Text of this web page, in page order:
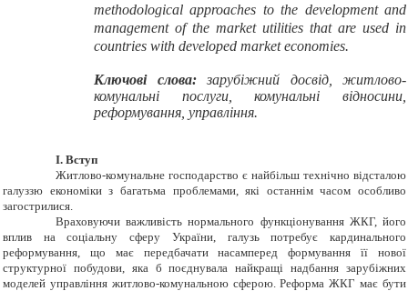
methodological approaches to the development and
management of the market utilities that are used in
countries with developed market economies.
Ключові слова: зарубіжний досвід, житлово-
комунальні послуги, комунальні відносини,
реформування, управління.
І. Вступ
Житлово-комунальне господарство є найбільш технічно відсталою
галуззю економіки з багатьма проблемами, які останнім часом особливо
загострилися.
Враховуючи важливість нормального функціонування ЖКГ, його
вплив на соціальну сферу України, галузь потребує кардинального
реформування, що має передбачати насамперед формування її нової
структурної побудови, яка б поєднувала найкращі надбання зарубіжних
моделей управління житлово-комунальною сферою. Реформа ЖКГ має бути